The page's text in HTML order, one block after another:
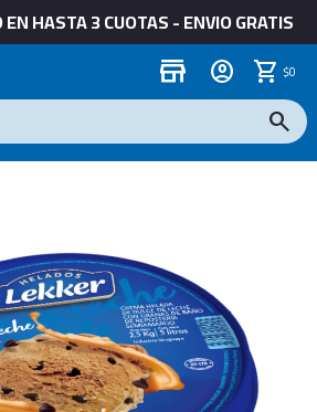
HASTA 3 CUOTAS - ENVIO GRATIS
store $0